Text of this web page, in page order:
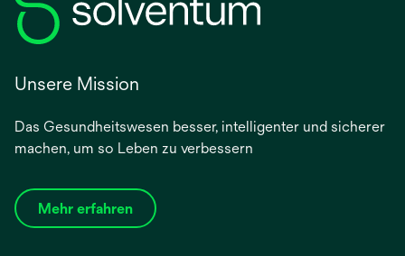
Unsere Mission
Das Gesundheitswesen besser, intelligenter und sicherer
machen, um so Leben zu verbessern
Mehr erfahren